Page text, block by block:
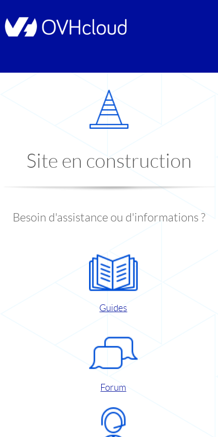
Site en construction
Besoin d'assistance ou d'informations ?
Guides
Forum